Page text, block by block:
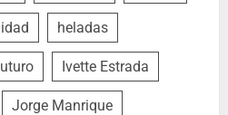
heladas
Ivette Estrada
Jorge Manrique